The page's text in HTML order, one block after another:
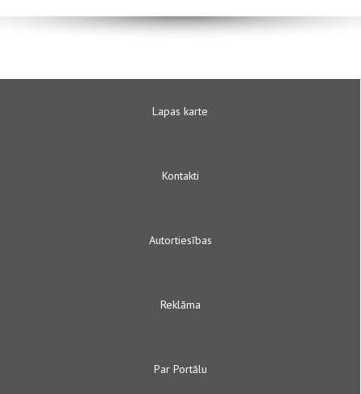
Lapas karte
Kontakti
Autortiesības
Reklāma
Par Portālu